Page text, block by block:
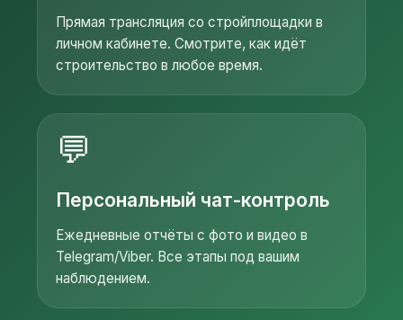
Прямая трансляция со стройплощадки в
личном кабинете. Смотрите, как идёт
строительство в любое время.
💬
Персональный чат-контроль
Ежедневные отчёты с фото и видео в
Telegram/Viber. Все этапы под вашим
наблюдением.